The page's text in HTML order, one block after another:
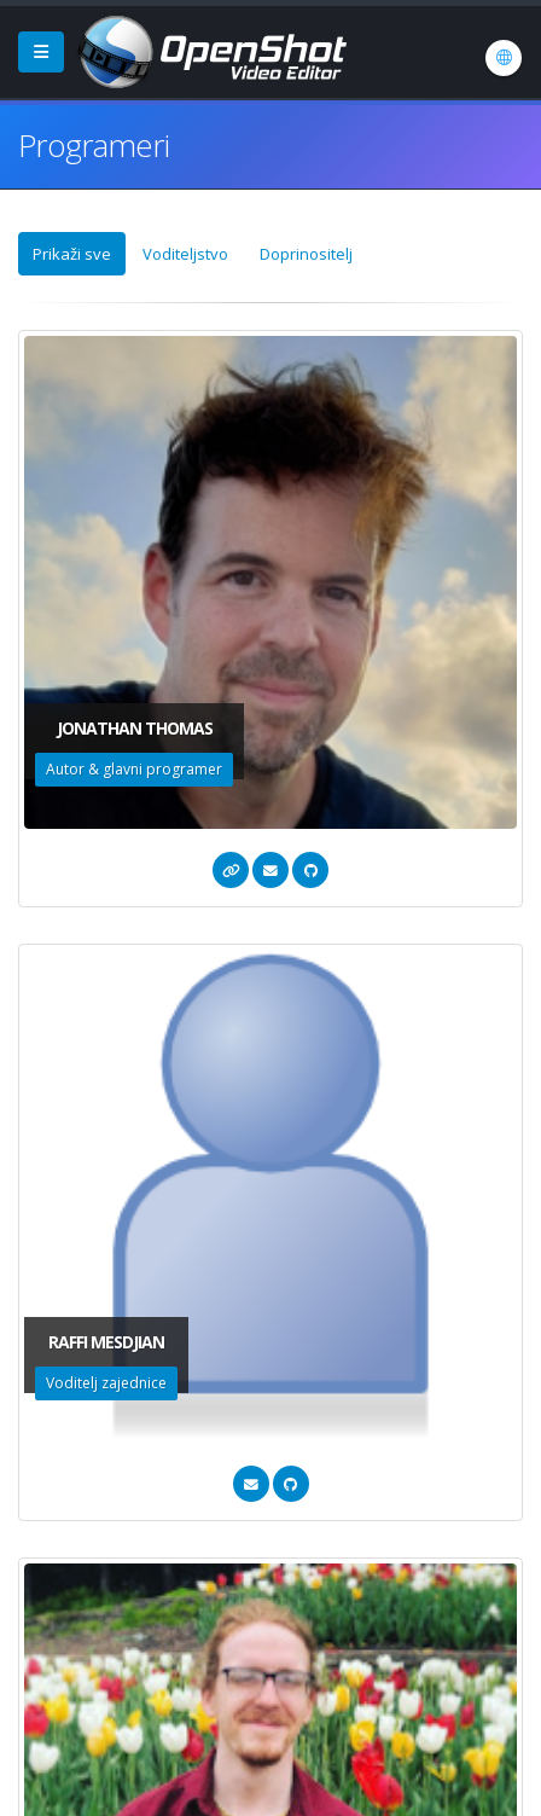
Programeri
Prikaži sve Voditeljstvo Doprinositelj
JONATHAN THOMAS
Autor & glavni programer
RAFFI MESDJIAN
Voditelj zajednice